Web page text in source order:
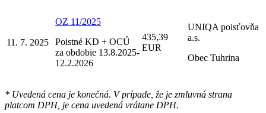
11. 7. 2025
OZ 11/2025
Poistné KD + OCÚ
za obdobie 13.8.2025-
12.2.2026
435,39
EUR
UNIQA poisťovňa
a.s.
Obec Tuhrina
* Uvedená cena je konečná. V prípade, že je zmluvná strana
platcom DPH, je cena uvedená vrátane DPH.